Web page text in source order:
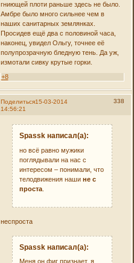
гниющей плоти раньше здесь не было.
Амбре было много сильнее чем в
наших санитарных землянках.
Просидев ещё два с половиной часа,
наконец, увидел Ольгу, точнее её
полупрозрачную бледную тень. Да уж,
измотали сивку крутые горки.
+8
Поделиться 338
15-03-2014
14:56:21
Spassk написал(а):
но всё равно мужики
поглядывали на нас с
интересом – понимали, что
телодвижения нашине с
проста
неспроста
Spassk написал(а):
Меня он фиг признает, я